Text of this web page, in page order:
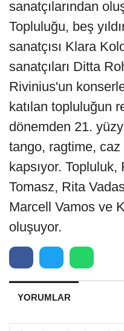
sanatçılarından
Topluluğu, beş
sanatçısı Klara
sanatçıları Ditta
Rivinius'un
katılan topluluğun
dönemden 21.
tango, ragtime,
kapsıyor.
Tomasz, Rita
Marcell Vamos ve
oluşuyor.
YORUMLAR